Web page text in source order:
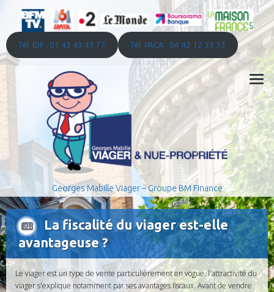
Tél. IDF : 01 43 43 43 77 Tél. PACA : 04 42 12 33 33
Georges Mabille Viager – Groupe BM Finance
La fiscalité du viager est-elle
avantageuse ?
Le viager est un type de vente particulièrement en vogue. l'attractivité du
viager s'explique notamment par ses avantages fiscaux. Avant de vendre